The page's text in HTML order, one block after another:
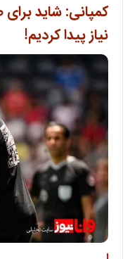
نیاز پیدا کردیم!